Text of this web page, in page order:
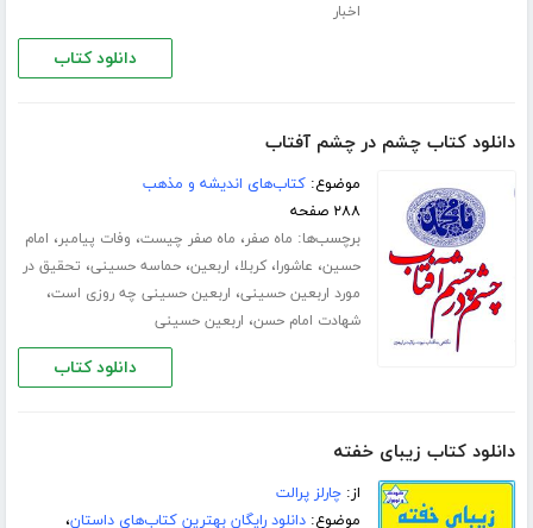
اخبار
دانلود کتاب
دانلود کتاب چشم در چشم آفتاب
موضوع:کتاب‌های اندیشه و مذهب
۲۸۸ صفحه
برچسب‌ها: ماه صفر، ماه صفر چیست، وفات پیامبر، امام
حسین، عاشورا،کربلا، اربعین،حماسه حسینی، تحقیق در
مورد اربعین حسینی، اربعین حسینی چه روزی است،
شهادت امام حسن، اربعین حسینی
دانلود کتاب
دانلود کتاب زیبای خفته
از:چارلز پرالت
موضوع:دانلود رایگان بهترین کتاب‌های داستان،